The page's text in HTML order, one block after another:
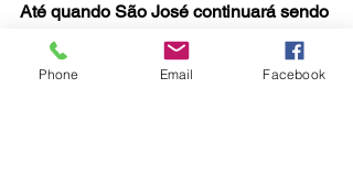
Até quando São José continuará sendo
um gigante sem voz?
A construção de uma cidade mais
Phone Email Facebook